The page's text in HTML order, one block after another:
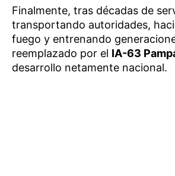
Finalmente, tras décadas de
transportando autoridades,
fuego y entrenando
reemplazado por el IA-63
desarrollo netamente nacional.